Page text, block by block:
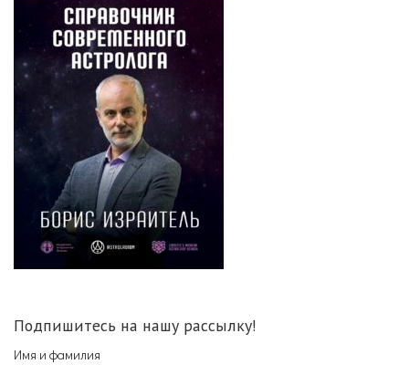
Подпишитесь на нашу рассылку!
Имя и фамилия